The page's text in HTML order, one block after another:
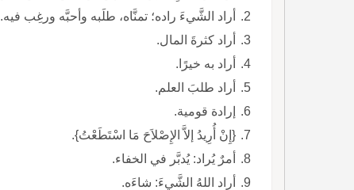
أراد الشَّيءَ راده؛ تمنَّاه، طلَبه وأحبَّه ورغِب فيه.
أراد كثرةَ المال.
أراد به خيرًا.
أراد طلبَ العلم.
إرادة قومية.
{إِنْ أُرِيدُ إلاَّ الإِصْلاَحَ مَا اسْتَطَعْتُ}.
أمرٌ يُراد: يُدبَّر في الخفاء.
أراد اللهُ الشَّيءَ: شاءَه.